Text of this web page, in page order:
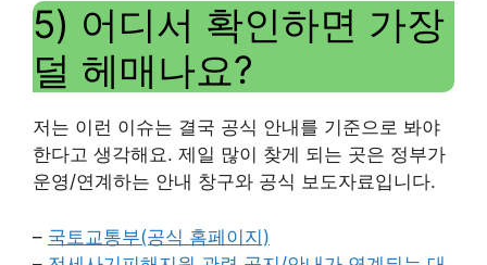
5) 어디서 확인하면 가장
덜 헤매나요?
저는 이런 이슈는 결국 공식 안내를 기준으로 봐야
한다고 생각해요. 제일 많이 찾게 되는 곳은 정부가
운영/연계하는 안내 창구와 공식 보도자료입니다.
– 국토교통부(공식 홈페이지)